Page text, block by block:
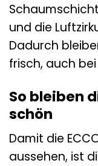
und die
Dadurch
frisch, auch
So bleiben
schön
Damit die
aussehen, ist